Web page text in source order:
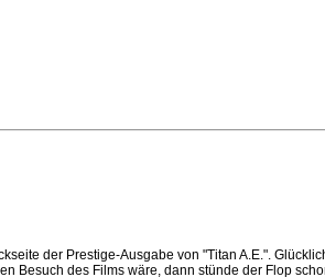
der Prestige-Ausgabe von "Titan A.E.".
Besuch des Films wäre, dann stünde der Flop